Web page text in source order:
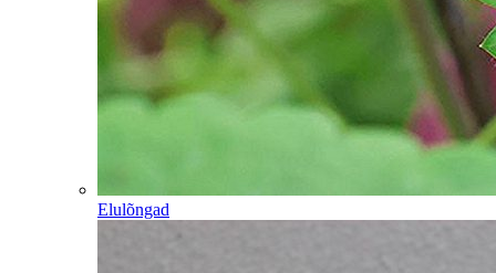
Elulõngad